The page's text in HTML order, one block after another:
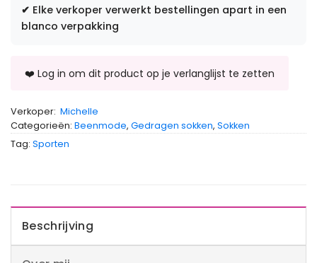
✔ Elke verkoper verwerkt bestellingen apart in een
blanco verpakking
Verkoper: Michelle
Categorieën: Beenmode, Gedragen sokken, Sokken
Tag: Sporten
Beschrijving